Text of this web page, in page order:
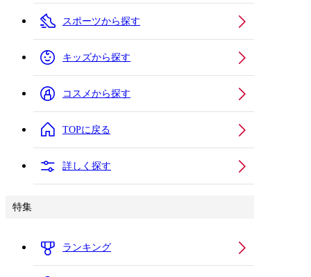
スポーツから探す
キッズから探す
コスメから探す
TOPに戻る
詳しく探す
特集
ランキング